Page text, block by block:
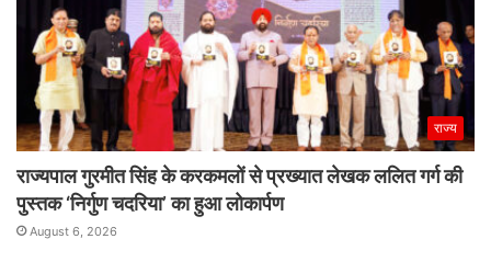
राज्य
राज्यपाल गुरमीत सिंह के करकमलों से प्रख्यात लेखक ललित गर्ग की
पुस्तक ‘निर्गुण चदरिया’ का हुआ लोकार्पण
August 6, 2026